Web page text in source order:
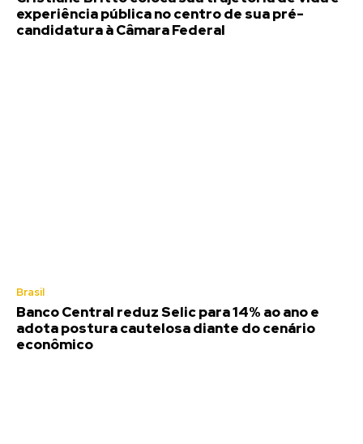
experiência pública no centro de sua pré-
candidatura à Câmara Federal
Brasil
Banco Central reduz Selic para 14% ao ano e
adota postura cautelosa diante do cenário
econômico